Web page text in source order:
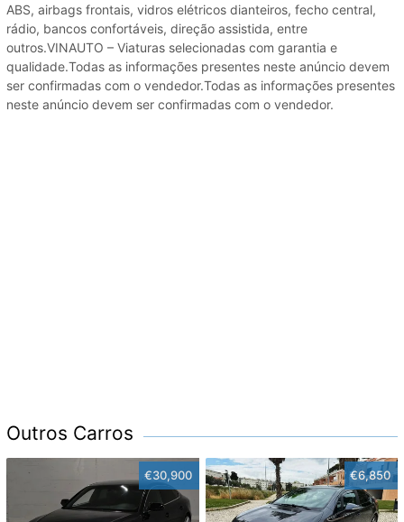
ABS, airbags frontais, vidros elétricos dianteiros, fecho central,
rádio, bancos confortáveis, direção assistida, entre
outros.VINAUTO – Viaturas selecionadas com garantia e
qualidade.Todas as informações presentes neste anúncio devem
ser confirmadas com o vendedor.Todas as informações presentes
neste anúncio devem ser confirmadas com o vendedor.
Outros Carros
€30,900 €6,850